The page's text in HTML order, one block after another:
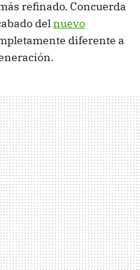
refinado. Concuerda
delnuevo
diferente a